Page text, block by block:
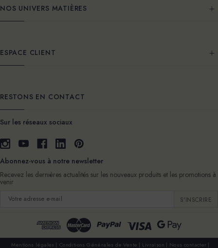
NOS UNIVERS MATIÈRES
ESPACE CLIENT
RESTONS EN CONTACT
Sur les réseaux sociaux
Abonnez-vous à notre newsletter
Recevez les dernières actualités sur les nouveaux produits et les promotions à
venir
Adresse
Mentions légales Conditions Générales de Vente Livraison Nous contacter